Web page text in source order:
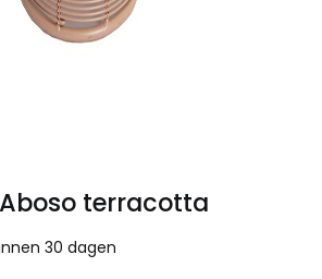
terracotta
30 dagen